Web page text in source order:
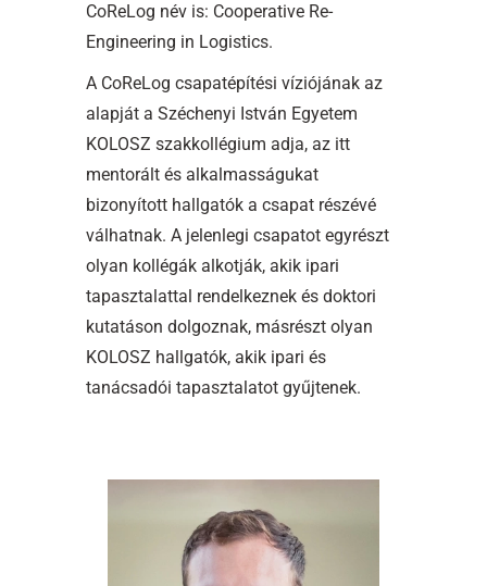
CoReLog név is: Cooperative Re-
Engineering in Logistics.
A CoReLog csapatépítési víziójának az
alapját a Széchenyi István Egyetem
KOLOSZ szakkollégium adja, az itt
mentorált és alkalmasságukat
bizonyított hallgatók a csapat részévé
válhatnak. A jelenlegi csapatot egyrészt
olyan kollégák alkotják, akik ipari
tapasztalattal rendelkeznek és doktori
kutatáson dolgoznak, másrészt olyan
KOLOSZ hallgatók, akik ipari és
tanácsadói tapasztalatot gyűjtenek.